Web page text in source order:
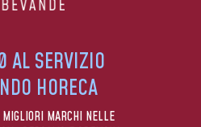
AL SERVIZIO
HORECA
MARCHI NELLE